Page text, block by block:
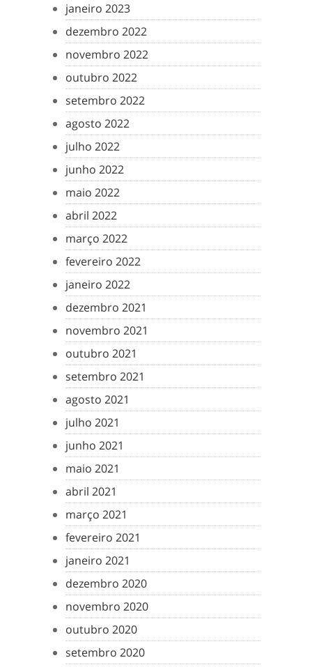
janeiro 2023
dezembro 2022
novembro 2022
outubro 2022
setembro 2022
agosto 2022
julho 2022
junho 2022
maio 2022
abril 2022
março 2022
fevereiro 2022
janeiro 2022
dezembro 2021
novembro 2021
outubro 2021
setembro 2021
agosto 2021
julho 2021
junho 2021
maio 2021
abril 2021
março 2021
fevereiro 2021
janeiro 2021
dezembro 2020
novembro 2020
outubro 2020
setembro 2020